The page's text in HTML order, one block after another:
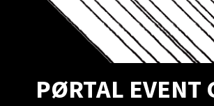
PØRTAL EVENT